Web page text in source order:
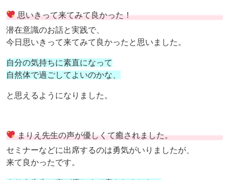
思いきって来てみて良かった！
潜在意識のお話と実践で、
今日思いきって来てみて良かったと思いました。
自分の気持ちに素直になって
自然体で過ごしてよいのかな、
と思えるようになりました。
まりえ先生の声が優しくて癒されました。
セミナーなどに出席するのは勇気がいりましたが、
来て良かったです。